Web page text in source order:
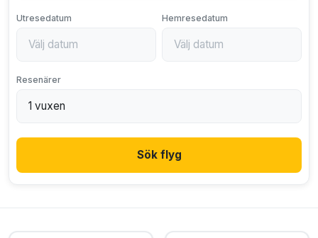
Utresedatum Hemresedatum
Resenärer
Sök flyg